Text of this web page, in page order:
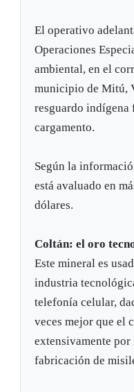
El operativo
Operaciones
ambiental, en el
municipio de Mitú,
resguardo indígena
cargamento.
Según la
está avaluado en
dólares.
Coltán: el oro
Este mineral es
industria
telefonía celular,
veces mejor que el
extensivamente
fabricación de